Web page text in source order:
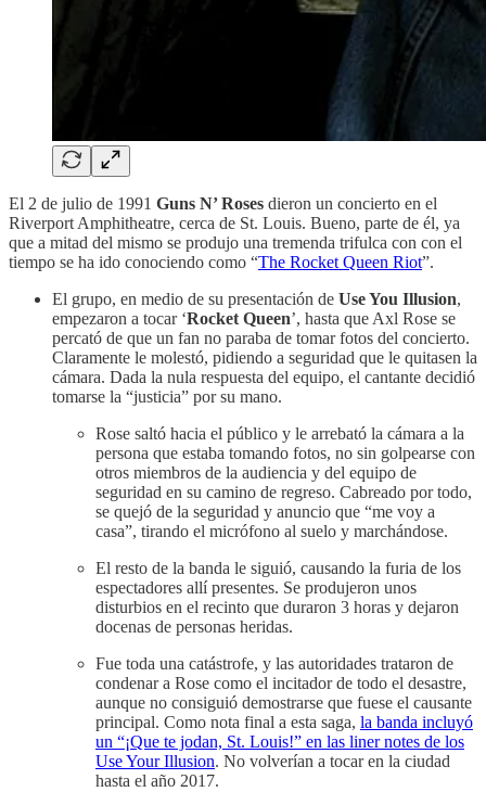
El 2 de julio de 1991 Guns N’ Roses dieron un concierto en el
Riverport Amphitheatre, cerca de St. Louis. Bueno, parte de él, ya
que a mitad del mismo se produjo una tremenda trifulca con con el
tiempo se ha ido conociendo como “The Rocket Queen Riot”.
El grupo, en medio de su presentación de Use You Illusion,
empezaron a tocar ‘Rocket Queen’, hasta que Axl Rose se
percató de que un fan no paraba de tomar fotos del concierto.
Claramente le molestó, pidiendo a seguridad que le quitasen la
cámara. Dada la nula respuesta del equipo, el cantante decidió
tomarse la “justicia” por su mano.
Rose saltó hacia el público y le arrebató la cámara a la
persona que estaba tomando fotos, no sin golpearse con
otros miembros de la audiencia y del equipo de
seguridad en su camino de regreso. Cabreado por todo,
se quejó de la seguridad y anuncio que “me voy a
casa”, tirando el micrófono al suelo y marchándose.
El resto de la banda le siguió, causando la furia de los
espectadores allí presentes. Se produjeron unos
disturbios en el recinto que duraron 3 horas y dejaron
docenas de personas heridas.
Fue toda una catástrofe, y las autoridades trataron de
condenar a Rose como el incitador de todo el desastre,
aunque no consiguió demostrarse que fuese el causante
principal. Como nota final a esta saga, la banda incluyó
un “¡Que te jodan, St. Louis!” en las liner notes de los
Use Your Illusion. No volverían a tocar en la ciudad
hasta el año 2017.